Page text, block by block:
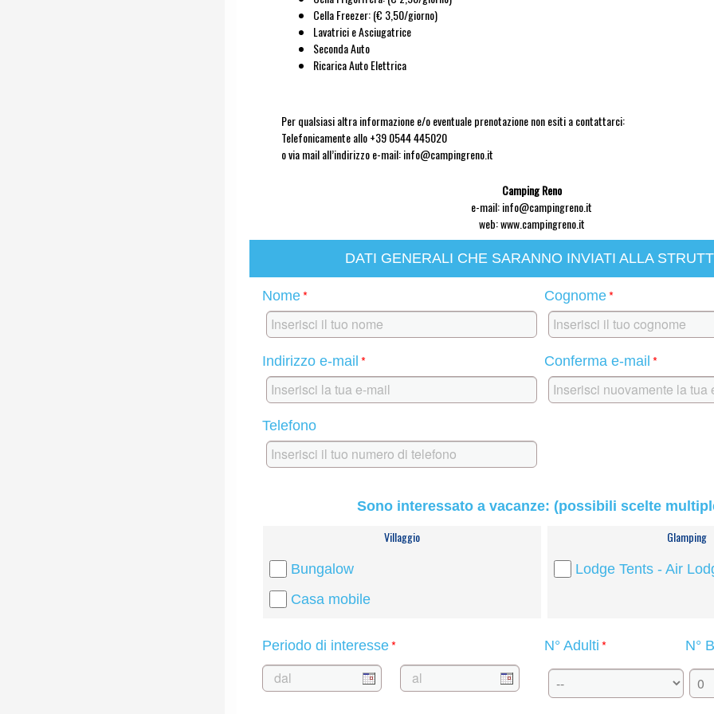
Cella Freezer: (€ 3,50/giorno)
Lavatrici e Asciugatrice
Seconda Auto
Ricarica Auto Elettrica
Per qualsiasi altra informazione e/o eventuale prenotazione non esiti a contattarci:
Telefonicamente allo +39 0544 445020
o via mail all’indirizzo e-mail:info@campingreno.it
Camping Reno
e-mail:info@campingreno.it
web: www.campingreno.it
DATI GENERALI CHE SARANNO INVIATI ALLA
Nome* Cognome*
Indirizzo e-mail * Conferma e-mail *
Telefono
Sono interessato a vacanze: (possibili scelte
Villaggio
Bungalow
Casa mobile
Glamping
Lodge Tents - Air
Periodo di interesse* N° Adulti * N°